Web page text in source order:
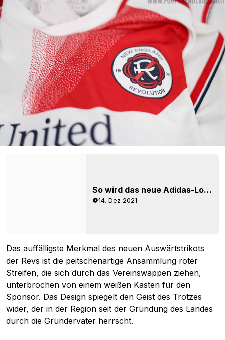
So wird das neue Adidas-Logo auf den Trikots aussehen
14. Dez 2021
Das auffälligste Merkmal des neuen Auswärtstrikots
der Revs ist die peitschenartige Ansammlung roter
Streifen, die sich durch das Vereinswappen ziehen,
unterbrochen von einem weißen Kasten für den
Sponsor. Das Design spiegelt den Geist des Trotzes
wider, der in der Region seit der Gründung des Landes
durch die Gründerväter herrscht.